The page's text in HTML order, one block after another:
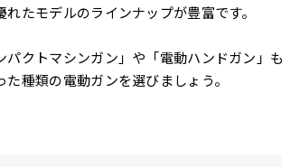
れたモデルのラインナップが豊富です。
パクトマシンガン」や「電動ハンドガン」
た種類の電動ガンを選びましょう。